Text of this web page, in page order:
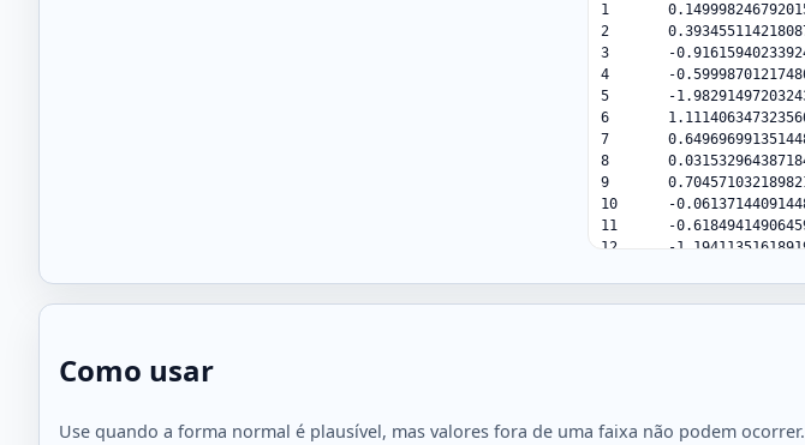
1	0.1499982467920155
2	0.39345511421808776
3	-0.9161594023392402
4	-0.5999870121748699
5	-1.9829149720324373
6	1.1114063473235662
7	0.649696991351448
8	0.031532964387184864
9	0.7045710321898212
10	-0.061371440914483454
11	-0.6184941490645949
12	-1.194113516189193
Como usar
Use quando a forma normal é plausível, mas valores fora de uma faixa não podem ocorrer.